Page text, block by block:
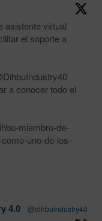
asistente virtual
el soporte a
a conocer todo el
miembro-de-
uno-de-los-
4.0
@dihbuindustry40